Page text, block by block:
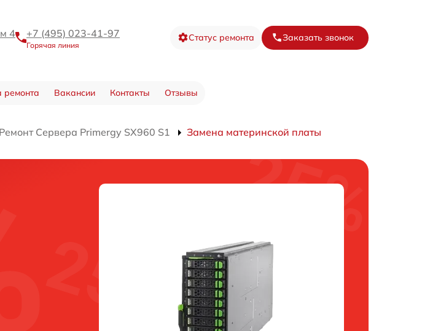
4 +7 (495) 023-41-97
Горячая линия
Статус ремонта Заказать звонок
ремонта Вакансии Контакты Отзывы
Ремонт Сервера Primergy SX960 S1 Замена материнской платы